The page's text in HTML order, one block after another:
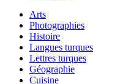
Arts
Photographies
Histoire
Langues turques
Lettres turques
Géographie
Cuisine